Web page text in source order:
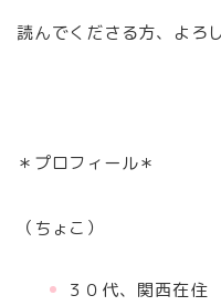
読んでくださる方、よろ
＊プロフィール＊
（ちょこ）
３０代、関西在住